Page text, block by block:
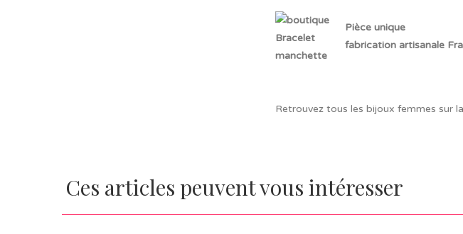
Pièce unique
fabrication artisanale
Retrouvez tous les bijoux femmes sur
Ces articles peuvent vous intéresser